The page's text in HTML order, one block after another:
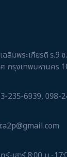
ลิมพระเกียรติ ร.9
ศ กรุงเทพมหานคร
235-6939, 098-